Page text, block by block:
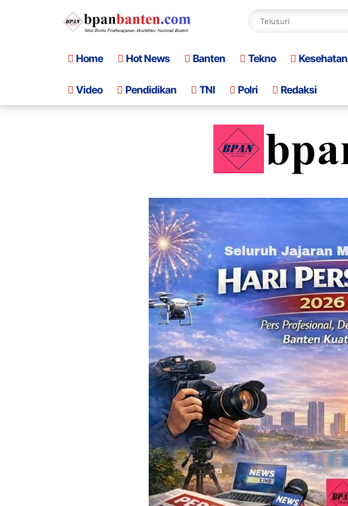
Home Hot News Banten Tekno Kesehatan
Video Pendidikan TNI Polri Redaksi